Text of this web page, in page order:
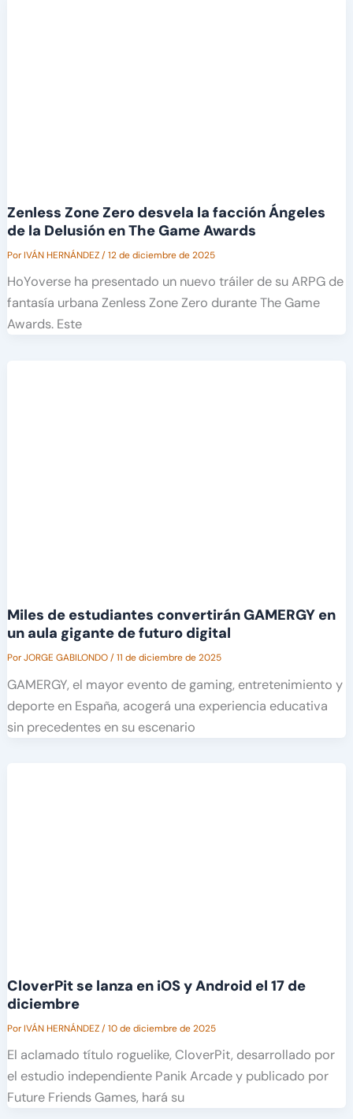
Zenless Zone Zero desvela la facción Ángeles
de la Delusión en The Game Awards
PorIVÁN HERNÁNDEZ/12 de diciembre de 2025
HoYoverse ha presentado un nuevo tráiler de su ARPG de
fantasía urbana Zenless Zone Zero durante The Game
Awards. Este
Miles de estudiantes convertirán GAMERGY en
un aula gigante de futuro digital
PorJORGE GABILONDO/11 de diciembre de 2025
GAMERGY, el mayor evento de gaming, entretenimiento y
deporte en España, acogerá una experiencia educativa
sin precedentes en su escenario
CloverPit se lanza en iOS y Android el 17 de
diciembre
PorIVÁN HERNÁNDEZ/10 de diciembre de 2025
El aclamado título roguelike, CloverPit, desarrollado por
el estudio independiente Panik Arcade y publicado por
Future Friends Games, hará su